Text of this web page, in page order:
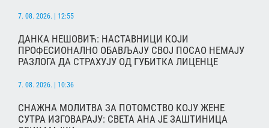
7. 08. 2026. | 12:55
ДАНКА НЕШОВИЋ: НАСТАВНИЦИ КОЈИ
ПРОФЕСИОНАЛНО ОБАВЉАЈУ СВОЈ ПОСАО НЕМАЈУ
РАЗЛОГА ДА СТРАХУЈУ ОД ГУБИТКА ЛИЦЕНЦЕ
7. 08. 2026. | 10:36
СНАЖНА МОЛИТВА ЗА ПОТОМСТВО КОЈУ ЖЕНЕ
СУТРА ИЗГОВАРАЈУ: СВЕТА АНА ЈЕ ЗАШТИНИЦА